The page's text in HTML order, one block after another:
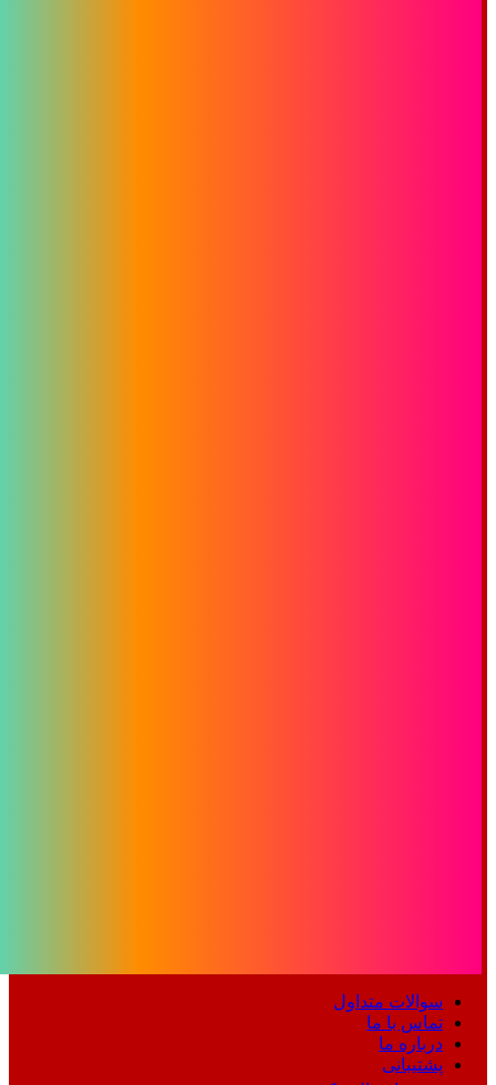
سوالات متداول
تماس با ما
درباره ما
پشتیبانی